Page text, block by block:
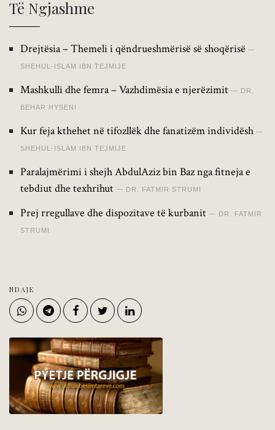
Të Ngjashme
Drejtësia – Themeli i qëndrueshmërisë së shoqërisë
SHEHUL-ISLAM IBN TEJMIJE
Mashkulli dhe femra – Vazhdimësia e njerëzimit DR.
BEHAR HYSENI
Kur feja kthehet në tifozllëk dhe fanatizëm individësh
SHEHUL-ISLAM IBN TEJMIJE
Paralajmërimi i shejh AbdulAziz bin Baz nga fitneja e
tebdiut dhe texhrihut
DR. FATMIR STRUMI
Prej rregullave dhe dispozitave të kurbanit DR. FATMIR
STRUMI
NDAJE